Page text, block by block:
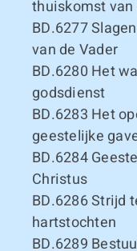
thuiskomst van
BD.6277
van de Vader
BD.6280 Het
godsdienst
BD.6283 Het
geestelijke
BD.6284
Christus
BD.6286Strijd
hartstochten
BD.6289